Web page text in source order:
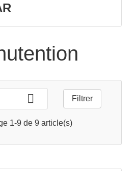
 Filtrer
1-9 de 9 article(s)